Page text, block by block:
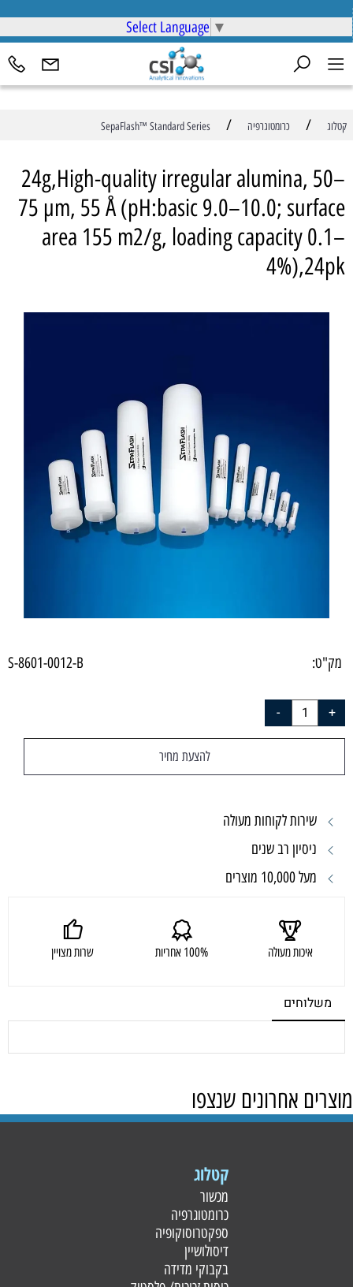
Select Language ▼
קטלוג / כרומטוגרפיה /
SepaFlash™ Standard Series
24g,High-quality irregular alumina, 50–
75 µm, 55 Å (pH:basic 9.0–10.0; surface
area 155 m2/g, loading capacity 0.1–
4%),24pk
מק"ט: S-8601-0012-B
להצעת מחיר
שירות לקוחות מעולה
ניסיון רב שנים
מעל 10,000 מוצרים
איכות מעולה 100% אחריות שרות מצויין
משלוחים
מוצרים אחרונים שנצפו
קטלוג
מכשור
כרומטוגרפיה
ספקטרוסוקופיה
דיסולושיין
בקבוקי מדידה